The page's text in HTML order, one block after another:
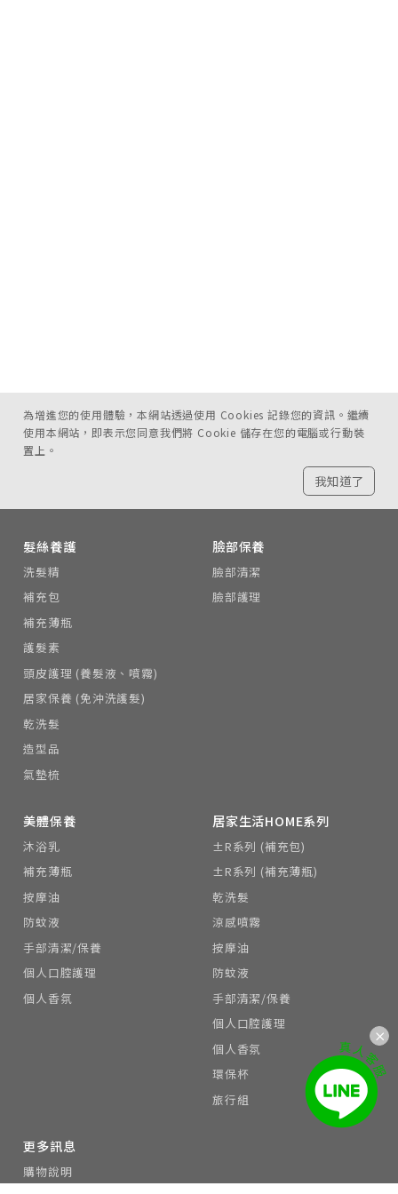
為增進您的使用體驗，本網站透過使用 Cookies 記錄您的資訊。繼續
使用本網站，即表示您同意我們將 Cookie 儲存在您的電腦或行動裝
置上。
我知道了
髮絲養護
洗髮精
補充包
補充薄瓶
護髮素
頭皮護理 (養髮液、噴霧)
居家保養 (免沖洗護髮)
乾洗髮
造型品
氣墊梳
臉部保養
臉部清潔
臉部護理
美體保養
沐浴乳
補充薄瓶
按摩油
防蚊液
手部清潔/保養
個人口腔護理
個人香氛
居家生活HOME系列
±R系列 (補充包)
±R系列 (補充薄瓶)
乾洗髮
涼感噴霧
按摩油
防蚊液
手部清潔/保養
個人口腔護理
個人香氛
環保杯
旅行組
更多訊息
購物說明